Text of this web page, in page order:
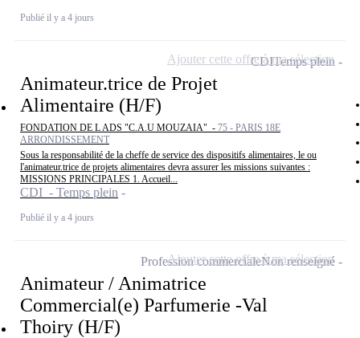
Publié il y a 4 jours
Animateur.trice de Projet
Alimentaire (H/F)
FONDATION DE L ADS "C.A.U MOUZAIA" - 75 - PARIS 18E
ARRONDISSEMENT
Sous la responsabilité de la cheffe de service des dispositifs alimentaires, le ou
l'animateur.trice de projets alimentaires devra assurer les missions suivantes :
MISSIONS PRINCIPALES 1. Accueil...
CDI - Temps plein
Publié il y a 4 jours
CDITemps plein
Ajouter cette offre à ma sélection
Animateur / Animatrice
Commercial(e) Parfumerie -Val
Thoiry (H/F)
Profession commercialeNon renseigné
Ajouter cette offre à ma sélection